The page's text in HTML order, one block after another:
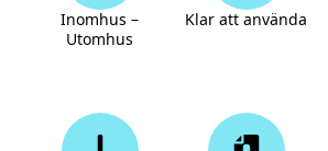
Inomhus –
Utomhus
Klar att använda